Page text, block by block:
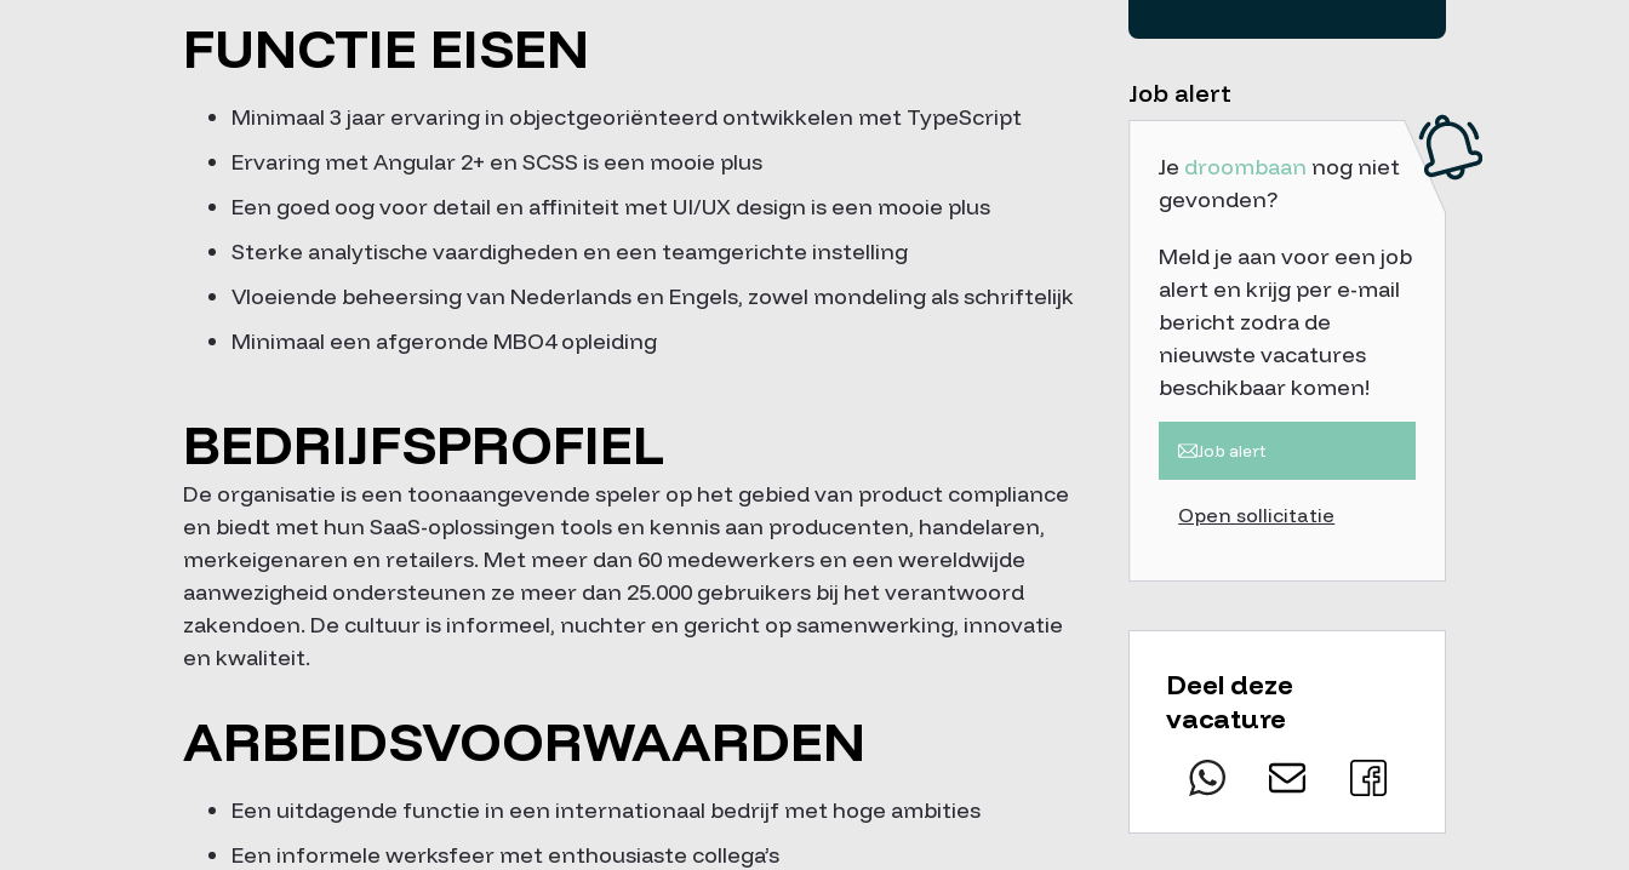
FUNCTIE EISEN
Minimaal 3 jaar ervaring in objectgeoriënteerd ontwikkelen met TypeScript
Ervaring met Angular 2+ en SCSS is een mooie plus
Een goed oog voor detail en affiniteit met UI/UX design is een mooie plus
Sterke analytische vaardigheden en een teamgerichte instelling
Vloeiende beheersing van Nederlands en Engels, zowel mondeling als schriftelijk
Minimaal een afgeronde MBO4 opleiding
BEDRIJFSPROFIEL
De organisatie is een toonaangevende speler op het gebied van product compliance
en biedt met hun SaaS-oplossingen tools en kennis aan producenten, handelaren,
merkeigenaren en retailers. Met meer dan 60 medewerkers en een wereldwijde
aanwezigheid ondersteunen ze meer dan 25.000 gebruikers bij het verantwoord
zakendoen. De cultuur is informeel, nuchter en gericht op samenwerking, innovatie
en kwaliteit.
ARBEIDSVOORWAARDEN
Een uitdagende functie in een internationaal bedrijf met hoge ambities
Een informele werksfeer met enthousiaste collega’s
Job alert
Je droombaan nog niet
gevonden?
Meld je aan voor een job
alert en krijg per e-mail
bericht zodra de
nieuwste vacatures
beschikbaar komen!
Job alert
Open sollicitatie
Deel deze
vacature